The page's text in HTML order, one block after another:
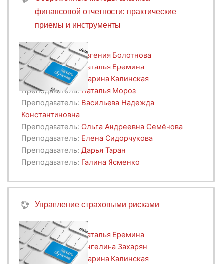
финансовой отчетности: практические
приемы и инструменты
Преподаватель:Евгения Болотнова
Преподаватель: Наталья Еремина
Преподаватель:
Марина Калинская
Преподаватель: Наталья Мороз
Преподаватель: Васильева Надежда
Константиновна
Преподаватель: Ольга Андреевна Семёнова
Преподаватель: Елена Сидорчукова
Преподаватель: Дарья Таран
Преподаватель: Галина Ясменко
Управление страховыми рисками
Преподаватель:Наталья Еремина
Преподаватель: Ангелина Захарян
Преподаватель:
Марина Калинская